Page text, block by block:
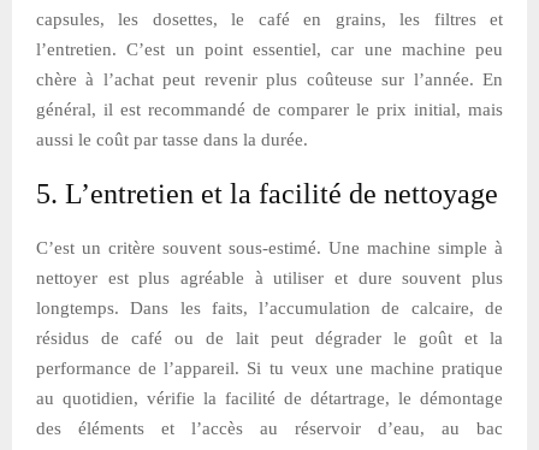
capsules, les dosettes, le café en grains, les filtres et
l’entretien. C’est un point essentiel, car une machine peu
chère à l’achat peut revenir plus coûteuse sur l’année. En
général, il est recommandé de comparer le prix initial, mais
aussi le coût par tasse dans la durée.
5. L’entretien et la facilité de nettoyage
C’est un critère souvent sous-estimé. Une machine simple à
nettoyer est plus agréable à utiliser et dure souvent plus
longtemps. Dans les faits, l’accumulation de calcaire, de
résidus de café ou de lait peut dégrader le goût et la
performance de l’appareil. Si tu veux une machine pratique
au quotidien, vérifie la facilité de détartrage, le démontage
des éléments et l’accès au réservoir d’eau, au bac